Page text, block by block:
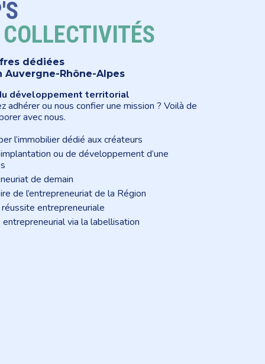
COLLECTIVITÉS
dédiées
Rhône-Alpes
développement territorial
adhérer ou nous confier une mission ? Voilà de
avec nous.
l’immobilier dédié aux créateurs
ou de développement d’une
de demain
de l’entrepreneuriat de la Région
entrepreneuriale
via la labellisation